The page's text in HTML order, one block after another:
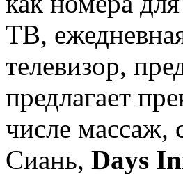
ТВ,
телевизор,
предлагает
числе массаж,
Сиань, Days